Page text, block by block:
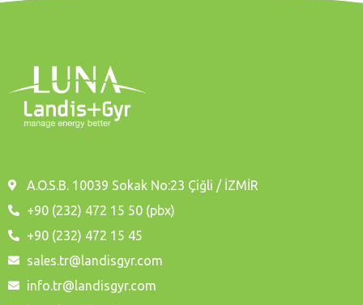
A.O.S.B. 10039 Sokak No:23 Çiğli / İZMİR
+90 (232) 472 15 50 (pbx)
+90 (232) 472 15 45
sales.tr@landisgyr.com
info.tr@landisgyr.com